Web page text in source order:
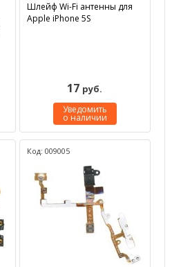
Шлейф Wi-Fi антенны для
Apple iPhone 5S
17 руб.
Уведомить
о наличии
Код: 009005